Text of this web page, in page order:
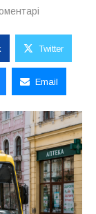
Twitter
Email